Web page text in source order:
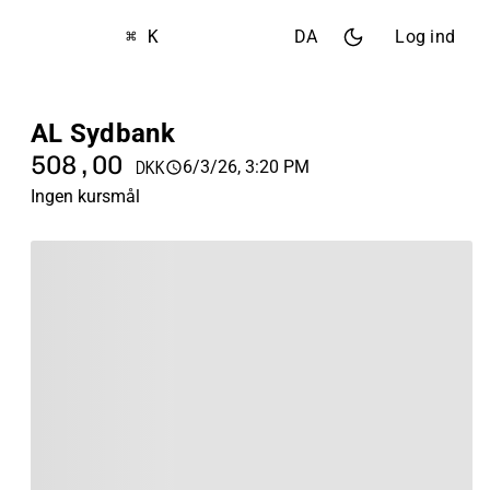
⌘ K DA Log ind
AL Sydbank
508,00 DKK
6/3/26, 3:20 PM
Ingen kursmål